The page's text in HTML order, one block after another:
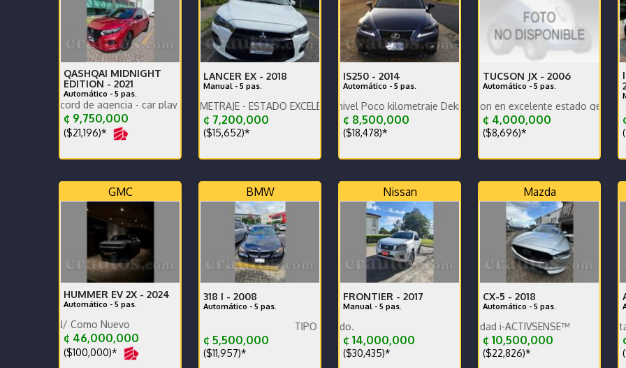
QASHQAI MIDNIGHT
EDITION - 2021
Automático - 5 pas.
de agencia - car play - poco km un solo dueño
¢ 9,750,000
($21,196)*
LANCER EX - 2018
Manual - 5 pas.
CAR PLAY - POCO KILOMETRAJE - ESTADO EXCELENTE -
¢ 7,200,000
($15,652)*
IS250 - 2014
Automático - 5 pas.
Calidad Toyota a otro nivel Poco kilometraje Dekra limpio Full extras Muy bien cuidado Economic
¢ 8,500,000
($18,478)*
TUCSON JX - 2006
Automático - 5 pas.
Se vende Hyundai Tucson en excelente estado general. Buena
¢ 4,000,000
($8,696)*
GMC
HUMMER EV 2X - 2024
Automático - 5 pas.
Como Nuevo
¢ 46,000,000
($100,000)*
BMW
318 I - 2008
Automático - 5 pas.
TIPO DEPORTIVO
¢ 5,500,000
($11,957)*
Nissan
FRONTIER - 2017
Manual - 5 pas.
Unico dueño muy cuidado.
¢ 14,000,000
($30,435)*
Mazda
CX-5 - 2018
Automático - 5 pas.
Equipamiento de seguridad i-ACTIVSENSE™
¢ 10,500,000
($22,826)*